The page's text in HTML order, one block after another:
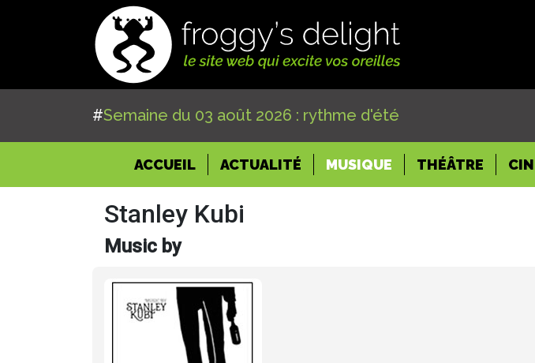
#Semaine du 03 août 2026 : rythme d'été
ACCUEIL(CURRENT)
ACTUALITÉ MUSIQUE THÉÂTRE
Stanley Kubi
Music by